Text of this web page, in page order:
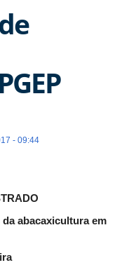
- 09:44
abacaxicultura em